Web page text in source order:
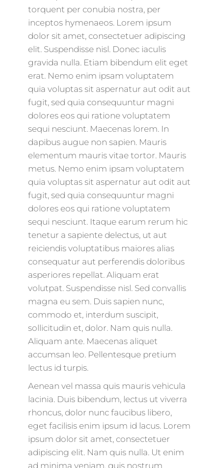
torquent per conubia nostra, per
inceptos hymenaeos. Lorem ipsum
dolor sit amet, consectetuer adipiscing
elit. Suspendisse nisl. Donec iaculis
gravida nulla. Etiam bibendum elit eget
erat. Nemo enim ipsam voluptatem
quia voluptas sit aspernatur aut odit aut
fugit, sed quia consequuntur magni
dolores eos qui ratione voluptatem
sequi nesciunt. Maecenas lorem. In
dapibus augue non sapien. Mauris
elementum mauris vitae tortor. Mauris
metus. Nemo enim ipsam voluptatem
quia voluptas sit aspernatur aut odit aut
fugit, sed quia consequuntur magni
dolores eos qui ratione voluptatem
sequi nesciunt. Itaque earum rerum hic
tenetur a sapiente delectus, ut aut
reiciendis voluptatibus maiores alias
consequatur aut perferendis doloribus
asperiores repellat. Aliquam erat
volutpat. Suspendisse nisl. Sed convallis
magna eu sem. Duis sapien nunc,
commodo et, interdum suscipit,
sollicitudin et, dolor. Nam quis nulla.
Aliquam ante. Maecenas aliquet
accumsan leo. Pellentesque pretium
lectus id turpis.
Aenean vel massa quis mauris vehicula
lacinia. Duis bibendum, lectus ut viverra
rhoncus, dolor nunc faucibus libero,
eget facilisis enim ipsum id lacus. Lorem
ipsum dolor sit amet, consectetuer
adipiscing elit. Nam quis nulla. Ut enim
ad minima veniam, quis nostrum